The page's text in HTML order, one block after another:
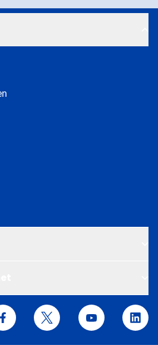
Facebook Twitter YouTube